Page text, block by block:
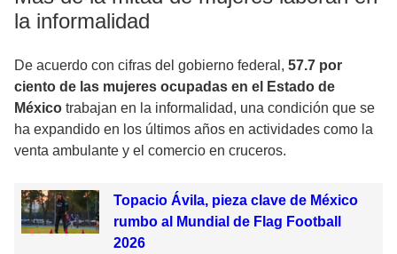
la informalidad
De acuerdo con cifras del gobierno federal, 57.7 por
ciento de las mujeres ocupadas en el Estado de
México trabajan en la informalidad, una condición que se
ha expandido en los últimos años en actividades como la
venta ambulante y el comercio en cruceros.
Topacio Ávila, pieza clave de México
rumbo al Mundial de Flag Football
2026